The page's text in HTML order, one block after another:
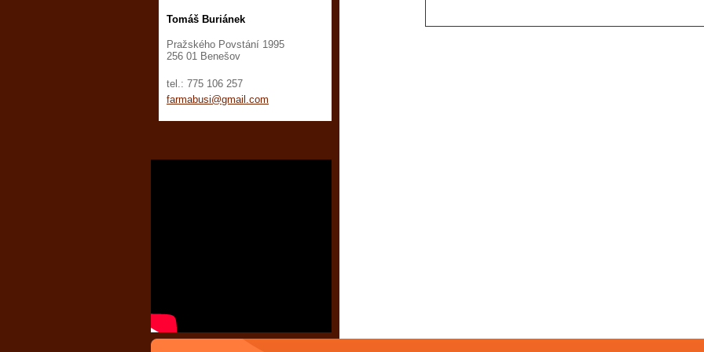
Tomáš Buriánek
Pražského Povstání 1995
256 01 Benešov
tel.: 775 106 257
farmabusi@gmail.com